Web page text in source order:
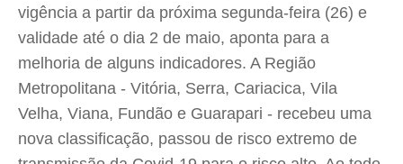
vigência a partir da próxima segunda-feira (26) e
validade até o dia 2 de maio, aponta para a
melhoria de alguns indicadores. A Região
Metropolitana - Vitória, Serra, Cariacica, Vila
Velha, Viana, Fundão e Guarapari - recebeu uma
nova classificação, passou de risco extremo de